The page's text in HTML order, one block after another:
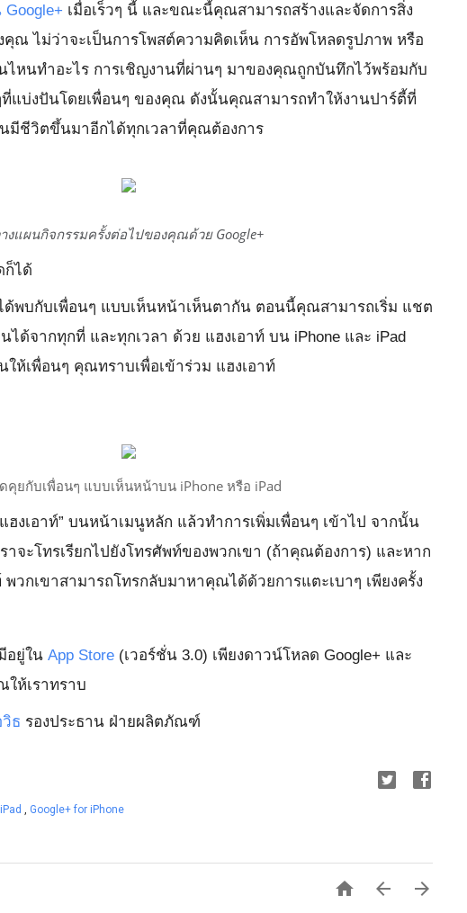
Google+ เมื่อเร็วๆ นี้ และขณะนี้คุณสามารถสร้างและจัดการสิ่ง
คุณ ไม่ว่าจะเป็นการโพสต์ความคิดเห็น การอัพโหลดรูปภาพ หรือ
ไหนทำอะไร การเชิญงานที่ผ่านๆ มาของคุณถูกบันทึกไว้พร้อมกับ
ที่แบ่งปันโดยเพื่อนๆ ของคุณ ดังนั้นคุณสามารถทำให้งานปาร์ตี้ที่
มีชีวิตขึ้นมาอีกได้ทุกเวลาที่คุณต้องการ
งแผนกิจกรรมครั้งต่อไปของคุณด้วย Google+
ก็ได้
ด้พบกับเพื่อนๆ แบบเห็นหน้าเห็นตากัน ตอนนี้คุณสามารถเริ่ม แชต
ได้จากทุกที่ และทุกเวลา ด้วย แฮงเอาท์ บน iPhone และ iPad
ให้เพื่อนๆ คุณทราบเพื่อเข้าร่วม แฮงเอาท์
คุยกับเพื่อนๆ แบบเห็นหน้าบน iPhone หรือ iPad
ฮงเอาท์” บนหน้าเมนูหลัก แล้วทำการเพิ่มเพื่อนๆ เข้าไป จากนั้น
ราจะโทรเรียกไปยังโทรศัพท์ของพวกเขา (ถ้าคุณต้องการ) และหาก
พวกเขาสามารถโทรกลับมาหาคุณได้ด้วยการแตะเบาๆ เพียงครั้ง
อยู่ใน App Store (เวอร์ชั่น 3.0) เพียงดาวน์โหลด Google+ และ
ห้เราทราบ
ธ รองประธาน ฝ่ายผลิตภัณฑ์
Google+ for iPhone
  